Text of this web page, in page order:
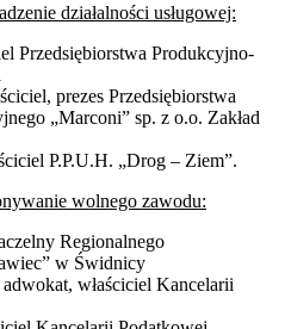
działalności usługowej:
Przedsiębiorstwa Produkcyjno-
prezes Przedsiębiorstwa
„Marconi” sp. z o.o. Zakład
P.P.U.H. „Drog – Ziem”.
wolnego zawodu:
Regionalnego
w Świdnicy
właściciel Kancelarii